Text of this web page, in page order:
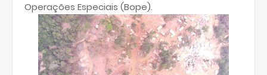
Operações Especiais (Bope).